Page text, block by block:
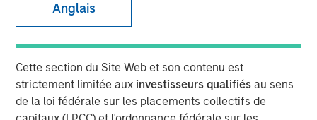
Anglais
Cette section du Site Web et son contenu est
strictement limitée aux investisseurs qualifiésau sens
de la loi fédérale sur les placements collectifs de
27 JUILLET 2022
The number of mood disorders and suicide-related
events has increased significantly in the last